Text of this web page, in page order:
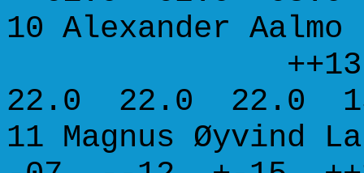
10 Alexander
++13
22.0 22.0 22.0
11 Magnus